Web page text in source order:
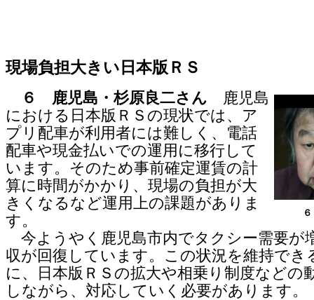
現場負担大きい日本版ＲＳ
６ 鹿児島・杉原良二さん 鹿児島
における日本版ＲＳの現状では、ア
プリ配車が利用者には難しく、電話
配車や現金払いでの運用に移行して
います。そのため事前確定運賃の計
算に時間がかかり、現場の負担が大
きくなるなど運用上の課題がありま
す。
今ようやく鹿児島市内でタクシー需要が
収が回復しています。この状況を維持でき
に、日本版ＲＳの拡大や相乗り制度などの
しながら、対応していく必要があります。